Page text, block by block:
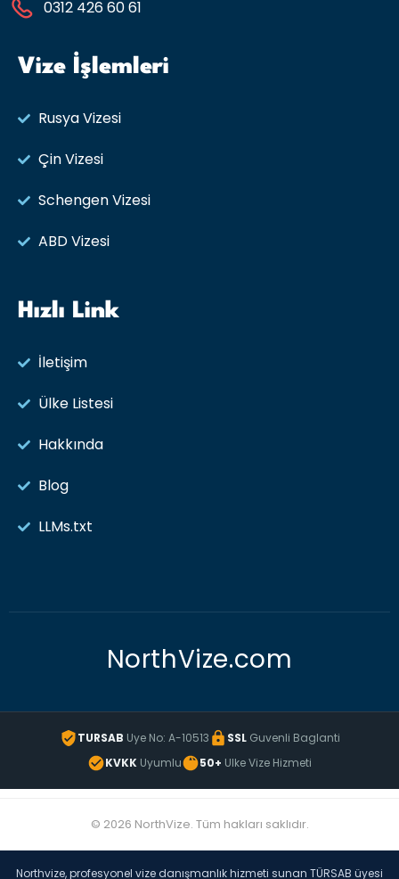
0312 426 60 61
Vize İşlemleri
Rusya Vizesi​
Çin Vizesi
Schengen Vizesi
ABD Vizesi
Hızlı Link
İletişim
Ülke Listesi
Hakkında
Blog
LLMs.txt
NorthVize.com
TURSAB Uye No: A-10513 SSLGuvenli Baglanti
KVKK Uyumlu 50+ Ulke Vize Hizmeti
© 2026 NorthVize. Tüm hakları saklıdır.
Northvize, profesyonel vize danışmanlık hizmeti sunan TÜRSAB üyesi